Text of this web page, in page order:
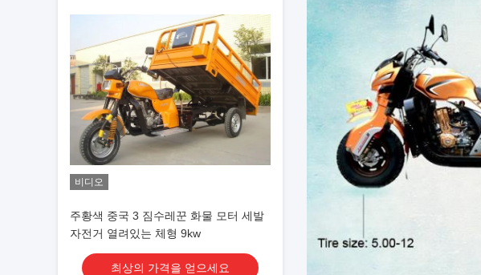
비디오
주황색 중국 3 짐수레꾼 화물 모터 세발
자전거 열려있는 체형 9kw
최상의 가격을 얻으세요